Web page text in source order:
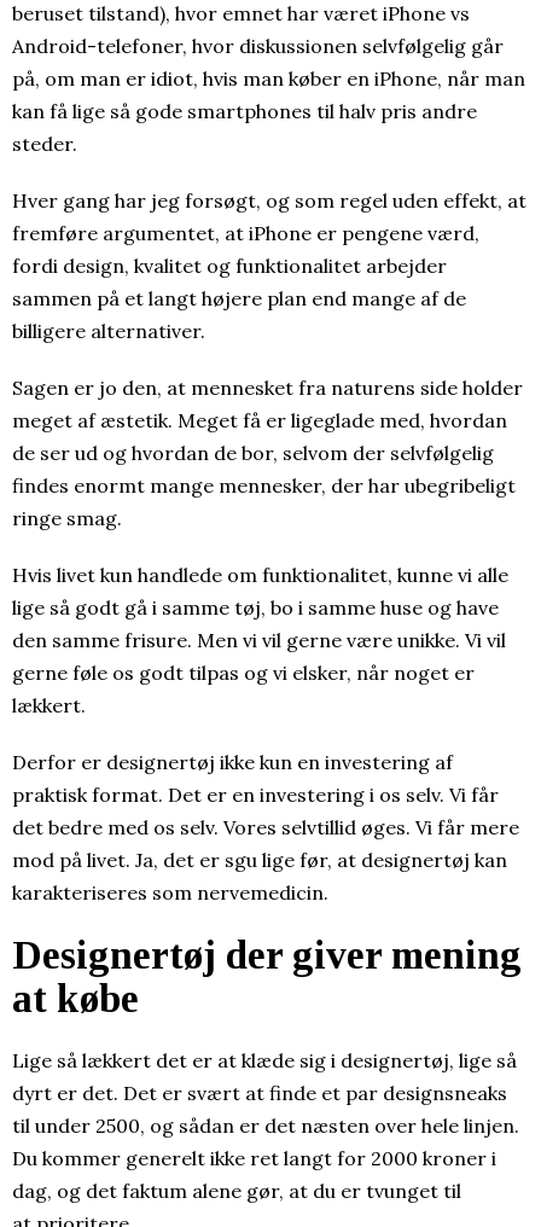
beruset tilstand), hvor emnet har været iPhone vs
Android-telefoner, hvor diskussionen selvfølgelig går
på, om man er idiot, hvis man køber en iPhone, når man
kan få lige så gode smartphones til halv pris andre
steder.
Hver gang har jeg forsøgt, og som regel uden effekt, at
fremføre argumentet, at iPhone er pengene værd,
fordi design, kvalitet og funktionalitet arbejder
sammen på et langt højere plan end mange af de
billigere alternativer.
Sagen er jo den, at mennesket fra naturens side holder
meget af æstetik. Meget få er ligeglade med, hvordan
de ser ud og hvordan de bor, selvom der selvfølgelig
findes enormt mange mennesker, der har ubegribeligt
ringe smag.
Hvis livet kun handlede om funktionalitet, kunne vi alle
lige så godt gå i samme tøj, bo i samme huse og have
den samme frisure. Men vi vil gerne være unikke. Vi vil
gerne føle os godt tilpas og vi elsker, når noget er
lækkert.
Derfor er designertøj ikke kun en investering af
praktisk format. Det er en investering i os selv. Vi får
det bedre med os selv. Vores selvtillid øges. Vi får mere
mod på livet. Ja, det er sgu lige før, at designertøj kan
karakteriseres som nervemedicin.
Designertøj der giver mening
at købe
Lige så lækkert det er at klæde sig i designertøj, lige så
dyrt er det. Det er svært at finde et par designsneaks
til under 2500, og sådan er det næsten over hele linjen.
Du kommer generelt ikke ret langt for 2000 kroner i
dag, og det faktum alene gør, at du er tvunget til